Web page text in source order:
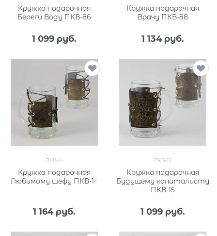
Кружка подарочная
Береги Воду ПКВ-86
1 099 руб.
Кружка подарочная
Врачу ПКВ-88
1 134 руб.
ПКВ-14
Кружка подарочная
Любимому шефу ПКВ-14
1 164 руб.
ПКВ-15
Кружка подарочная
Будущему капиталисту
ПКВ-15
1 099 руб.